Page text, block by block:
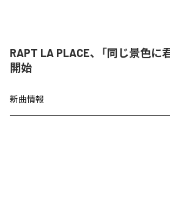
RAPT LA PLACE、「同じ景色に
開始
新曲情報